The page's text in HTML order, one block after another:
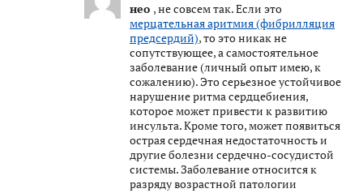
нео , не совсем так. Если это
мерцательная аритмия (фибрилляция
предсердий), то это никак не
сопутствующее, а самостоятельное
заболевание (личный опыт имею, к
сожалению). Это серьезное устойчивое
нарушение ритма сердцебиения,
которое может привести к развитию
инсульта. Кроме того, может появиться
острая сердечная недостаточность и
другие болезни сердечно-сосудистой
системы. Заболевание относится к
разряду возрастной патологии